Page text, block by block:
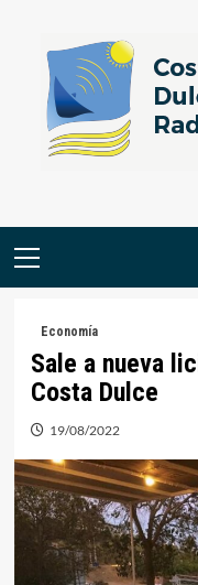
contenido
Menú
Economía
Sale a nueva
Costa Dulce
19/08/2022